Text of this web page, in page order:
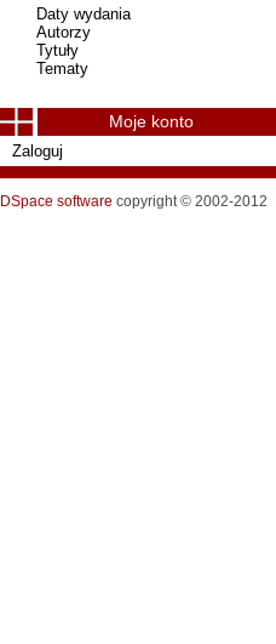
Daty wydania
Autorzy
Tytuły
Tematy
Moje konto
Zaloguj
DSpace software copyright © 2002-2012